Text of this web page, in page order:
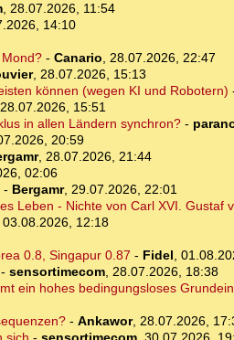
, 28.07.2026, 11:54
14:10
- Canario, 28.07.2026, 22:47
, 28.07.2026, 15:13
können (wegen KI und Robotern)
28.07.2026, 15:51
in allen Ländern synchron?-
20:59
, 28.07.2026, 21:44
02:06
- Bergamr, 29.07.2026, 22:01
Leben - Nichte von Carl XVI.
03.08.2026, 12:18
0.8, Singapur 0.87 - Fidel,
sensortimecom, 28.07.2026, 18:38
ein hohes bedingungsloses
- Ankawor, 28.07.2026,